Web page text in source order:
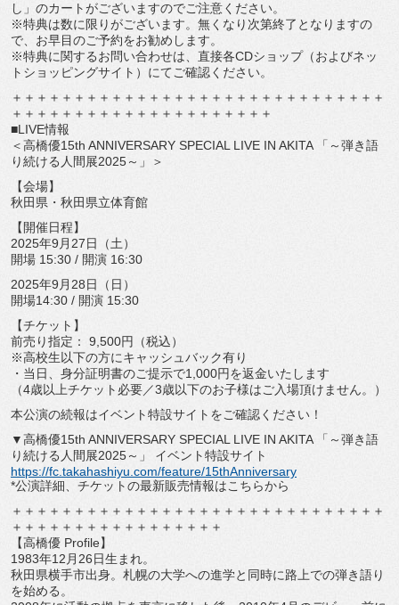
し」のカートがございますのでご注意ください。
※特典は数に限りがございます。 無くなり次第終了となりますの
で、 お早目のご予約をお勧めします。
※特典に関するお問い合わせは、直接各CDショップ（およびネッ
トショッピングサイト）にてご確認ください。
＋＋＋＋＋＋＋＋＋＋＋＋＋＋＋＋＋＋＋＋＋＋＋＋＋＋＋＋＋＋
＋＋＋＋＋＋＋＋＋＋＋＋＋＋＋＋＋＋＋＋＋
■LIVE情報
＜高橋優15th ANNIVERSARY SPECIAL LIVE IN AKITA 「～弾き語
り続ける人間展2025～」＞
【会場】
秋田県・秋田県立体育館
【開催日程】
2025年9月27日（土）
開場 15:30 / 開演 16:30
2025年9月28日（日）
開場14:30 / 開演 15:30
【チケット】
前売り指定： 9,500円（税込）
※高校生以下の方にキャッシュバック有り
・当日、身分証明書のご提示で1,000円を返金いたします
（4歳以上チケット必要／3歳以下のお子様はご入場頂けません。
）
本公演の続報はイベント特設サイトをご確認ください！
▼高橋優15th ANNIVERSARY SPECIAL LIVE IN AKITA 「～弾き語
り続ける人間展2025～」 イベント特設サイト
https://fc.takahashiyu.com/feature/15thAnniversary
*公演詳細、チケットの最新販売情報はこちらから
＋＋＋＋＋＋＋＋＋＋＋＋＋＋＋＋＋＋＋＋＋＋＋＋＋＋＋＋＋＋
＋＋＋＋＋＋＋＋＋＋＋＋＋＋＋＋＋
【高橋優 Profile】
1983年12月26日生まれ。
秋田県横手市出身。 札幌の大学への進学と同時に路上での弾き語り
を始める。